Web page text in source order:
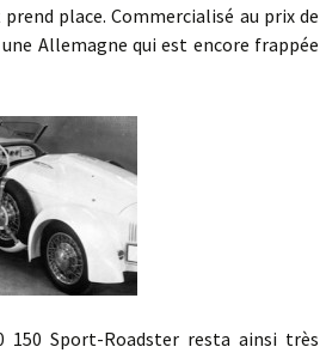
place. Commercialisé au prix de
Allemagne qui est encore frappée
Roadster resta ainsi très